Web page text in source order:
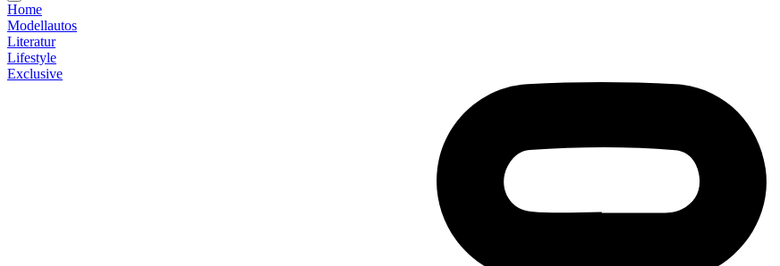
Home
Modellautos
Literatur
Lifestyle
Exclusive